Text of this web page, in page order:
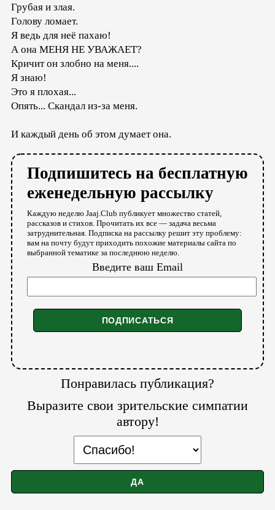
Грубая и злая.
Голову ломает.
Я ведь для неё пахаю!
А она МЕНЯ НЕ УВАЖАЕТ?
Кричит он злобно на меня....
Я знаю!
Это я плохая...
Опять... Скандал из-за меня.
И каждый день об этом думает она.
Подпишитесь на бесплатную
еженедельную рассылку
Каждую неделю Jaaj.Club публикует множество статей,
рассказов и стихов. Прочитать их все — задача весьма
затруднительная. Подписка на рассылку решит эту проблему:
вам на почту будут приходить похожие материалы сайта по
выбранной тематике за последнюю неделю.
Введите ваш Email
Понравилась публикация?
Выразите свои зрительские симпатии
автору!